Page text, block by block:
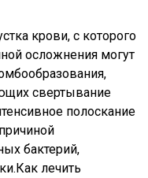
крови, с которого
осложнения могут
свертывание
полоскание
бактерий,
лечить